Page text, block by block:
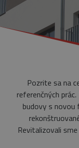
Pozrite sa na
referenčných
budovy s novou
Revitalizovali